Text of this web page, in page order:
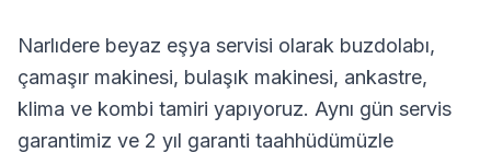
Narlıdere beyaz eşya servisi olarak buzdolabı,
çamaşır makinesi, bulaşık makinesi, ankastre,
klima ve kombi tamiri yapıyoruz. Aynı gün servis
garantimiz ve 2 yıl garanti taahhüdümüzle